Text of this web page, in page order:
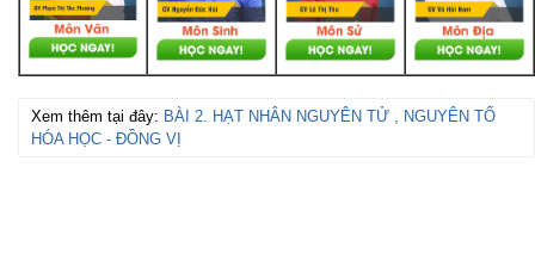
Xem thêm tại đây: BÀI 2. HẠT NHÂN NGUYÊN TỬ , NGUYÊN TỐ
HÓA HỌC - ĐỒNG VỊ